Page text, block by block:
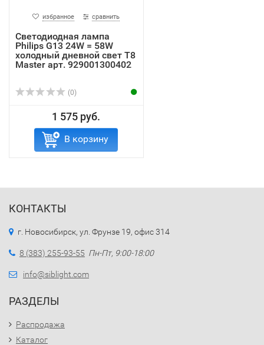
избранное сравнить
Светодиодная лампа
Philips G13 24W = 58W
холодный дневной свет T8
Master арт. 929001300402
(0)
1 575 руб.
В корзину
КОНТАКТЫ
г. Новосибирск, ул. Фрунзе 19, офис 314
8 (383) 255-93-55 Пн-Пт, 9:00-18:00
info@siblight.com
РАЗДЕЛЫ
Распродажа
Каталог